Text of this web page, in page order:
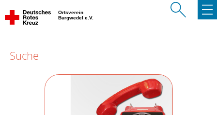
Ortsverein
Burgwedel e.V.
Suche